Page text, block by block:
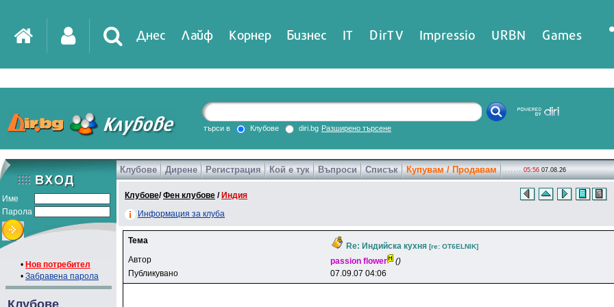
Днес Лайф Корнер Бизнес IT DirTV Impressio URBN Games
търси в Клубове diri.bg Разширено търсене
Име
Парола
• Нов потребител
• Забравена парола
Клубове
Клубове Дирене Регистрация Кой е тук Въпроси Списък Купувам / Продавам 05:56 07.08.26
Клубове/Фен клубове / Индия
Информация за клуба
Тема
Re: Индийска кухня [re: OT6ELNlK]
Автор passion flower
()
Публикувано
07.09.07 04:06